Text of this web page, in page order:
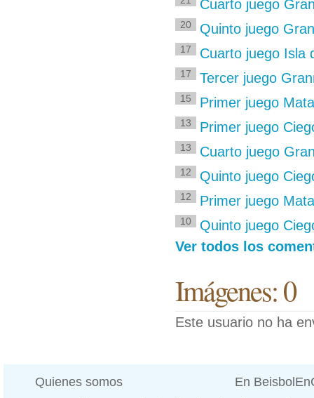
Cuarto juego
20 Quinto juego
17 Cuarto juego Isla
17 Tercer juego
15 Primer juego
13 Primer juego
13 Cuarto juego
12 Quinto juego
12 Primer juego
10
Quinto juego
Ver todos los
Imágenes: 0
Este usuario no ha
Quienes somos En